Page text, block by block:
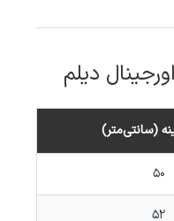
دیلم
(سانتی‌متر)
50
52